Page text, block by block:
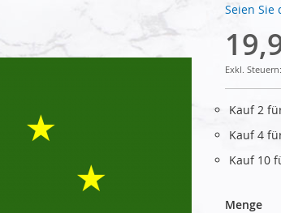
Seien Sie
Kauf 2
Kauf 4
Kauf 10
Menge